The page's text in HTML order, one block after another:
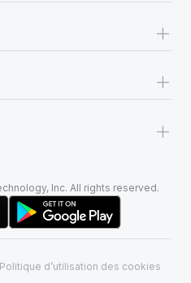
+
+
+
Inc. All rights reserved.
Politique d’utilisation des cookies